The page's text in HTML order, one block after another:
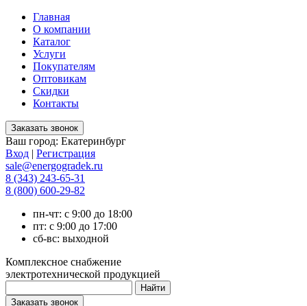
Главная
О компании
Каталог
Услуги
Покупателям
Оптовикам
Скидки
Контакты
Ваш город: Екатеринбург
Вход | Регистрация
sale@energogradek.ru
8 (343) 243-65-31
8 (800) 600-29-82
пн-чт: с 9:00 до 18:00
пт: с 9:00 до 17:00
сб-вс: выходной
Комплексное снабжение
электротехнической продукцией